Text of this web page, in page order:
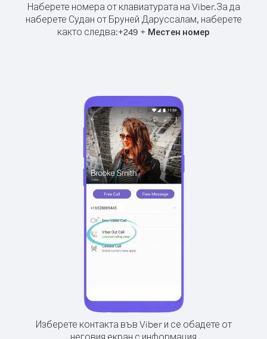
Наберете номера от клавиатурата на Viber.За да
наберете Судан от Бруней Даруссалам, наберете
както следва:+249 + Местен номер
Изберете контакта във Viber и се обадете от
неговия екран с информация